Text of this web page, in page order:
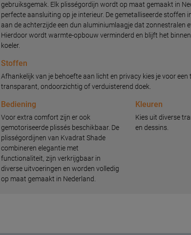
gebruiksgemak. Elk plisségordijn wordt op maat gemaakt in
perfecte aansluiting op je interieur. De gemetalliseerde stoffen
aan de achterzijde een dun aluminiumlaagje dat zonnestralen
Hierdoor wordt warmte-opbouw verminderd en blijft het
koeler.
Stoffen
Afhankelijk van je behoefte aan licht en privacy kies je voor
transparant, ondoorzichtig of verduisterend doek.
Bediening
Voor extra comfort zijn er ook
gemotoriseerde plissés beschikbaar. De
plisségordijnen van Kvadrat Shade
combineren elegantie met
functionaliteit, zijn verkrijgbaar in
diverse uitvoeringen en worden volledig
op maat gemaakt in Nederland.
Kleuren
Kies uit diverse
en dessins.